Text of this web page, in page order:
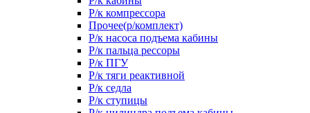
Р/к компрессора
Прочее(р/комплект)
Р/к насоса подъема кабины
Р/к пальца рессоры
Р/к ПГУ
Р/к тяги реактивной
Р/к седла
Р/к ступицы